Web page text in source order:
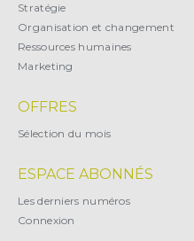
Stratégie
Organisation et changement
Ressources humaines
Marketing
OFFRES
Sélection du mois
ESPACE ABONNÉS
Les derniers numéros
Connexion